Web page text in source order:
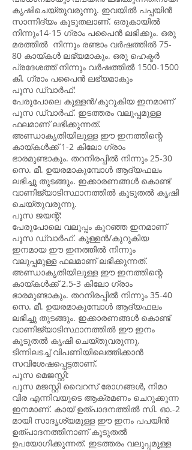
കൃഷിചെയ്തുവരുന്നു. ഇവയിൽ പപ്പയിൻ
സാന്നിദ്യം കൂടുതലാണ്. ഒരുകായിൽ
നിന്നും14-15 ഗ്രാം പപൈൻ ലഭിക്കും. ഒരു
മരത്തിൽ നിന്നും രണ്ടാം വർഷത്തിൽ 75-
80 കായ്കൾ ലഭ്യമാകും. ഒരു ഹെക്ടർ
പ്രദേശത്ത് നിന്നും വർഷത്തിൽ 1500-1500
കി. ഗ്രാം പപൈൻ ലഭ്യമാകും
പൂസ ഡ്വാർഫ്:
പേരുപോലെ കുള്ളൻ/കുറുകിയ ഇനമാണ്
പൂസ ഡ്വാർഫ്. ഇടത്തരം വലുപ്പമുള്ള
ഫലമാണ് ലഭിക്കുന്നത്.
അണ്ഡാകൃതിയിലുള്ള ഈ ഇനത്തിന്റെ
കായ്കൾക്ക് 1-2 കിലോ ഗ്രാം
ഭാരമുണ്ടാകും. തറനിരപ്പിൽ നിന്നും 25-30
സെ. മീ. ഉയരമാകുമ്പോൾ ആദ്യഫലം
ലഭിച്ചു തുടങ്ങും. ഇക്കാരണങ്ങൾ കൊണ്ട്
വാണിജ്യാടിസ്ഥാനത്തിൽ കൂടുതൽ കൃഷി
ചെയ്തുവരുന്നു.
പൂസ ജയന്റ്:
പേരുപോലെ വലുപ്പം കുറഞ്ഞ ഇനമാണ്
പൂസ ഡ്വാർഫ്. കുള്ളൻ/കുറുകിയ
ഇനമായ ഈ ഇനത്തിൽ നിന്നും
വലുപ്പമുള്ള ഫലമാണ് ലഭിക്കുന്നത്.
അണ്ഡാകൃതിയിലുള്ള ഈ ഇനത്തിന്റെ
കായ്കൾക്ക് 2.5-3 കിലോ ഗ്രാം
ഭാരമുണ്ടാകും. തറനിരപ്പിൽ നിന്നും 35-40
സെ. മീ. ഉയരമാകുമ്പോൾ ആദ്യഫലം
ലഭിച്ചു തുടങ്ങും. ഇക്കാരണങ്ങൾ കൊണ്ട്
വാണിജ്യാടിസ്ഥാനത്തിൽ ഈ ഇനം
കൂടുതൽ കൃഷി ചെയ്തുവരുന്നു.
ടിന്നിലടച്ച് വിപണിയിലെത്തിക്കാൻ
സവിശേഷപ്പെട്ടതാണ്.
പൂസ മെജസ്റ്റി:
പൂസ മജസ്റ്റി വൈറസ് രോഗങ്ങൾ, നിമാ
വിര എന്നിവയുടെ ആക്രമണം ചെറുക്കുന്ന
ഇനമാണ്. കായ് ഉത്പാദനത്തിൽ സി. ഓ.-2
മായി സാദൃശ്യമുള്ള ഈ ഇനം പപയിൻ
ഉത്പാദനത്തിനാണ് കൂടുതൽ
ഉപയോഗിക്കുന്നത്. ഇടത്തരം വലുപ്പമുള്ള